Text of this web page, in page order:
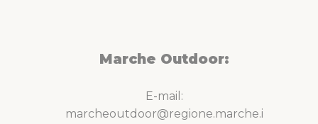
Marche Outdoor:
E-mail:
marcheoutdoor@regione.marche.i